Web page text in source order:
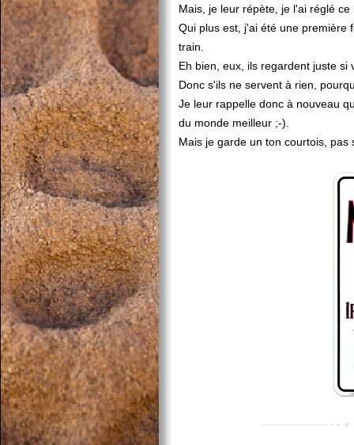
Mais, je leur répète, je l'ai réglé
Qui plus est, j'ai été une première
train.
Eh bien, eux, ils regardent juste
Donc s'ils ne servent à rien,
Je leur rappelle donc à nouveau
du monde meilleur ;-).
Mais je garde un ton courtois,